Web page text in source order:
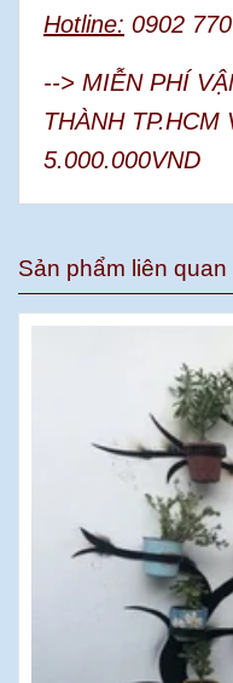
Hotline: 0902
--> MIỄN PHÍ
THÀNH
5.000.000VND
Sản phẩm liên quan